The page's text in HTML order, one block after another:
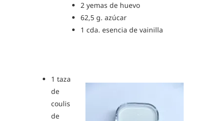
2 yemas de huevo
62,5 g. azúcar
1 cda. esencia de vainilla
1 taza
de
coulis
de